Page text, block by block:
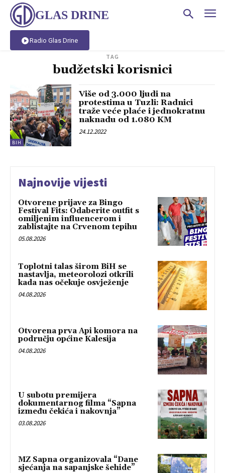
GLAS DRINE
Radio Glas Drine
TAG
budžetski korisnici
BIH
Više od 3.000 ljudi na
protestima u Tuzli: Radnici
traže veće plaće i jednokratnu
naknadu od 1.080 KM
24.12.2022
Najnovije vijesti
Otvorene prijave za Bingo
Festival Fits: Odaberite outfit s
omiljenim influencerom i
zablistajte na Crvenom tepihu
05.08.2026
Toplotni talas širom BiH se
nastavlja, meteorolozi otkrili
kada nas očekuje osvježenje
04.08.2026
Otvorena prva Api komora na
području općine Kalesija
04.08.2026
U subotu premijera
dokumentarnog filma “Sapna
između čekića i nakovnja”
03.08.2026
MZ Sapna organizovala “Dane
sjećanja na sapanjske šehide”